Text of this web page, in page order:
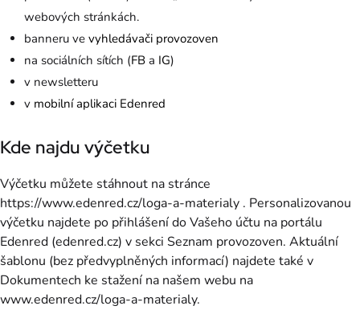
webových stránkách.
banneru ve vyhledávači provozoven
na sociálních sítích (FB a IG)
v newsletteru
v mobilní aplikaci Edenred
Kde najdu výčetku
Výčetku můžete stáhnout na stránce
https://www.edenred.cz/loga-a-materialy . Personalizovanou
výčetku najdete po přihlášení do Vašeho účtu na portálu
Edenred (edenred.cz) v sekci Seznam provozoven. Aktuální
šablonu (bez předvyplněných informací) najdete také v
Dokumentech ke stažení na našem webu na
www.edenred.cz/loga-a-materialy.